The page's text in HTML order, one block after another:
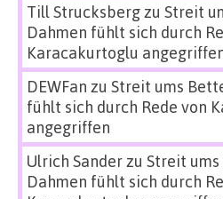
Till Strucksbergzu Streit
Dahmen fühlt sich durch
Karacakurtoglu
DEWFan zu Streit ums
fühlt sich durch Rede von
angegriffen
Ulrich Sanderzu Streit
Dahmen fühlt sich durch